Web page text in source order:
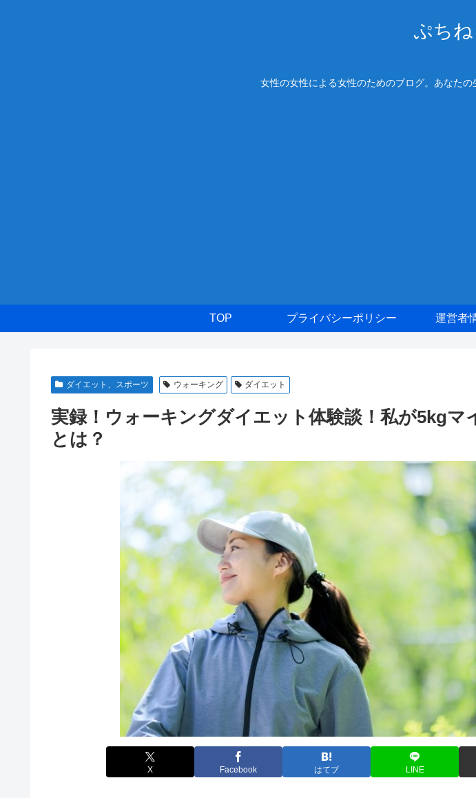
ぷちね
女性の女性による女性のためのブログ。あなたの
TOP プライバシーポリシー 運営者
ダイエット、スポーツ ウォーキング ダイエット
実録！ウォーキングダイエット体験談！私が5kgマ
とは？
X Facebook はてブ LINE